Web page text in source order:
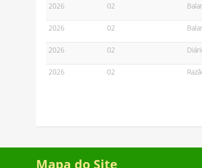
2026 02
2026 02
2026 02
2026 02
Mapa do Site